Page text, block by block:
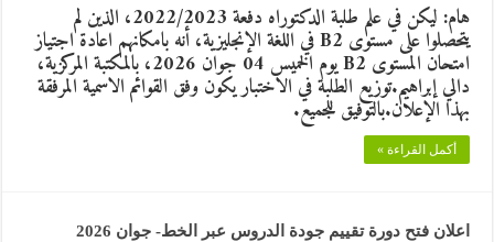
هام: ليكن في علم طلبة الدكتوراه دفعة 2022/2023، الذين لم
يتحصلوا على مستوى B2 في اللغة الإنجليزية، أنه بامكانهم اعادة اجتياز
امتحان المستوى B2 يوم الخميس 04 جوان 2026، بالمكتبة المركزية،
دالي إبراهيم.توزيع الطلبة في الاختبار يكون وفق القوائم الاسمية المرفقة
بهذا الإعلان.بالتوفيق للجميع.
أكمل القراءة »
اعلان فتح دورة تقييم جودة الدروس عبر الخط- جوان 2026